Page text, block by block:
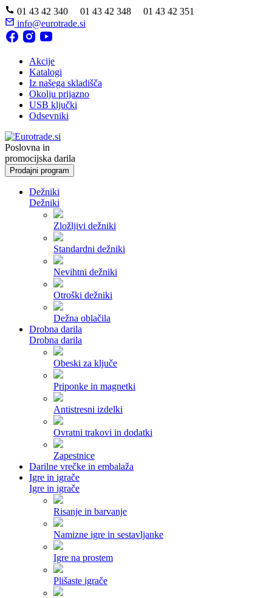
01 43 42 340 01 43 42 348 01 43 42 351
info@eurotrade.si
Akcije
Katalogi
Iz našega skladišča
Okolju prijazno
USB ključki
Odsevniki
Poslovna in
promocijska darila
Prodajni program
Dežniki
Dežniki
Zložljivi dežniki
Standardni dežniki
Nevihtni dežniki
Otroški dežniki
Dežna oblačila
Drobna darila
Drobna darila
Obeski za ključe
Priponke in magnetki
Antistresni izdelki
Ovratni trakovi in dodatki
Zapestnice
Darilne vrečke in embalaža
Igre in igrače
Igre in igrače
Risanje in barvanje
Namizne igre in sestavljanke
Igre na prostem
Plišaste igrače